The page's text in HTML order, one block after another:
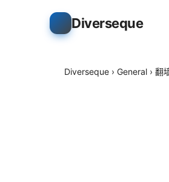
Diverseque
Diverseque › General › 翻